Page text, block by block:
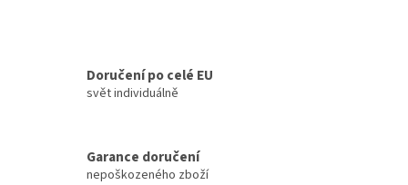
Doručení po celé EU
svět individuálně
Garance doručení
nepoškozeného zboží